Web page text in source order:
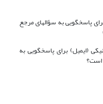
برای پاسخگویی به سؤالهای مرجع
(ایمیل) برای پاسخگویی به
است؟